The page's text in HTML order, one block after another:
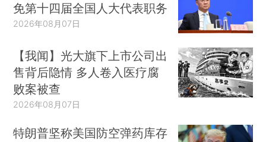
免第十四届全国人大代表职务
2026年08月07日
【我闻】光大旗下上市公司出
售背后隐情 多人卷入医疗腐
败案被查
2026年08月07日
特朗普坚称美国防空弹药库存